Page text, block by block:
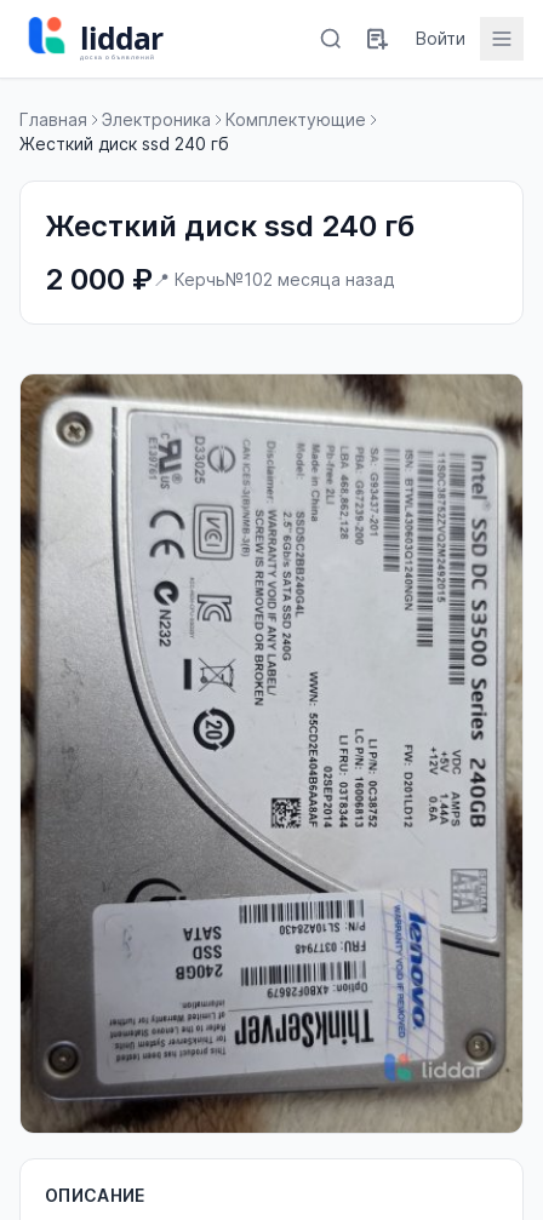
Войти
Главная Электроника
Комплектующие
Жесткий диск ssd 240 гб
Жесткий диск ssd 240 гб
2 000 ₽ 📍 Керчь№102 месяца назад
ОПИСАНИЕ